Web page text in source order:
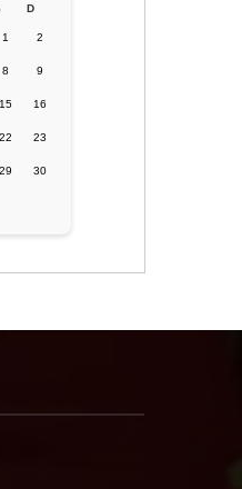
D
1 2
8 9
15 16
22 23
29 30